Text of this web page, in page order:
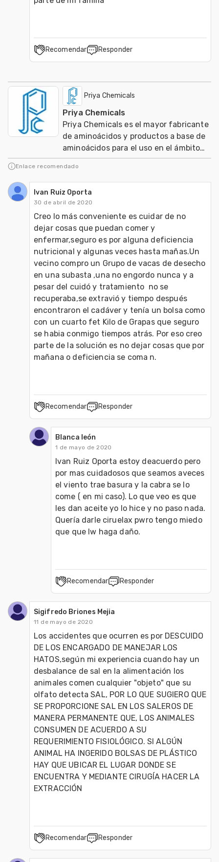
Recomendar Responder
Priya Chemicals
Priya Chemicals
Priya Chemicals es el mayor fabricante
de aminoácidos y productos a base de
aminoácidos para el uso en el ámbito
de nutracéuticos, Agricultura y
Veterinaria
Enlace recomendado
Ivan Ruiz Oporta
30 de abril de 2020
Creo lo más conveniente es cuidar de no
dejar cosas que puedan comer y
enfermar,seguro es por alguna deficiencia
nutricional y algunas veces hasta mañas.Un
vecino compro un Grupo de vacas de desecho
en una subasta ,una no engordo nunca y a
pesar del cuidó y tratamiento  no se
recuperaba,se extravió y tiempo después
encontraron el cadáver y tenía un bolsa como
con un cuarto fet Kilo de Grapas que seguro
se habia conmigo tiempos atrás. Por eso creo
parte de la solución es no dejar cosas que por
Recomendar Responder
Blanca león
1 de mayo de 2020
Ivan Ruiz Oporta estoy deacuerdo pero
por mas cuidadosos que seamos aveces
el viento trae basura y la cabra se lo
come ( en mi caso). Lo que veo es que
les dan aceite yo lo hice y no paso nada.
Quería darle ciruelax pwro tengo miedo
que que lw haga daño.
Recomendar Responder
Sigifredo Briones Mejia
11 de mayo de 2020
Los accidentes que ocurren es por DESCUIDO
DE LOS ENCARGADO DE MANEJAR LOS
HATOS,según mi experiencia cuando hay un
desbalance de sal en la alimentación los
animales comen cualquier "objeto" que su
olfato detecta SAL, POR LO QUE SUGIERO QUE
SE PROPORCIONE SAL EN LOS SALEROS DE
MANERA PERMANENTE QUE, LOS ANIMALES
CONSUMEN DE ACUERDO A SU
REQUERIMIENTO FISIOLÓGICO. SI ALGÚN
ANIMAL HA INGERIDO BOLSAS DE PLÁSTICO
HAY QUE UBICAR EL LUGAR DONDE SE
ENCUENTRA Y MEDIANTE CIRUGÍA HACER LA
EXTRACCIÓN
Recomendar Responder